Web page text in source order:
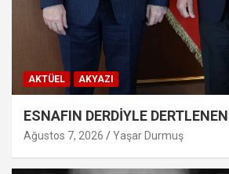
AKTÜEL AKYAZI
ESNAFIN DERDİYLE
Ağustos 7, 2026 Yaşar Durmuş